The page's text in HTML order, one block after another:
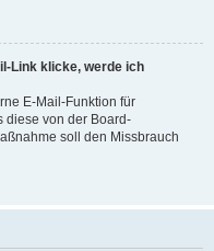
Link klicke, werde ich
E-Mail-Funktion für
diese von der Board-
soll den Missbrauch